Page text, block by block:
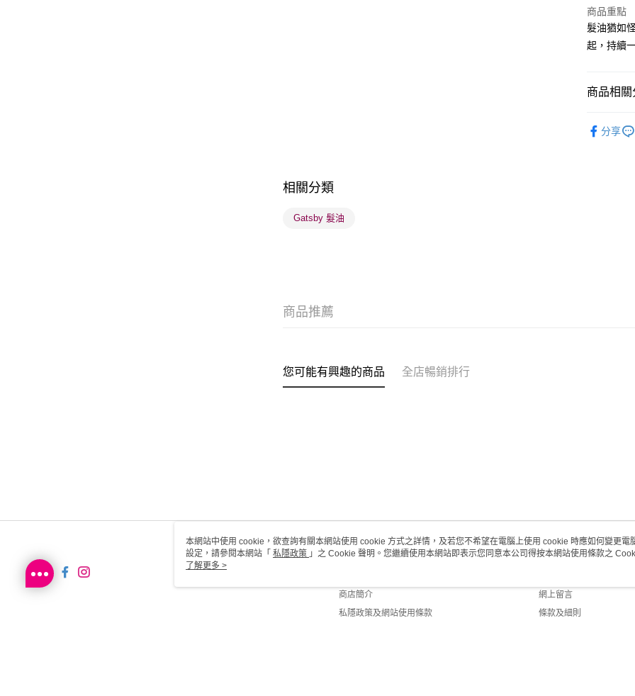
WeChat
BoC Pay
送貨方式
每筆
商品重點
髮油猶如
起，持續
商品相關
分享
相關分類
Gatsby 髮油
商品推薦
您可能有興趣的商品 全店暢銷排行
關於我們
商店簡介
私隱政策及網站使用條款
客戶服務
網上留言
條款及細則
本網站中使用 cookie，欲查詢有關本網站使用 cookie 方式之詳情，及若您不希望在電腦上使用 cookie 時應如何變更電
設定，請參閱本網站「 私隱政策 」之 Cookie 聲明。您繼續使用本網站即表示您同意本公司得按本網站使用條款之
用 cookie。
了解更多 >